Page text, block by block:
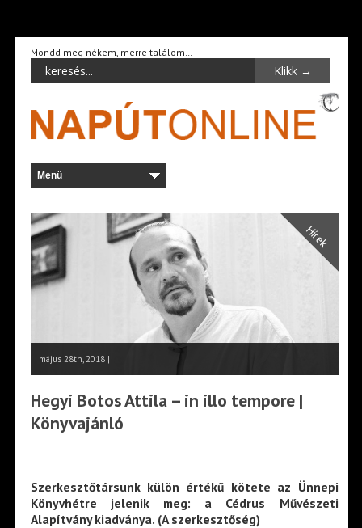
Mondd meg nékem, merre találom…
Hírek
május 28th, 2018 |
Hegyi Botos Attila – in illo tempore |
Könyvajánló
Szerkesztőtársunk külön értékű kötete az Ünnepi
Könyvhétre jelenik meg: a Cédrus Művészeti
Alapítvány kiadványa. (A szerkesztőség)